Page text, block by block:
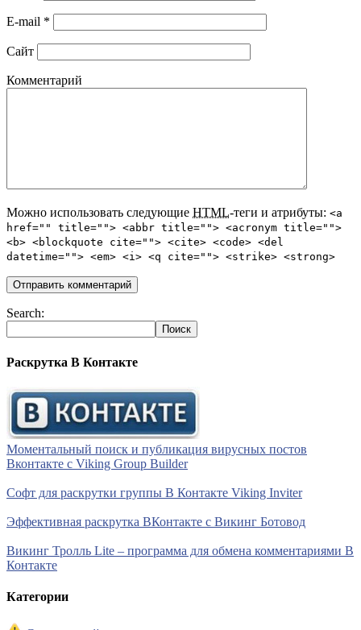
E-mail *
Сайт
Комментарий
Можно использовать следующие HTML-теги и атрибуты: <a
href="" title=""> <abbr title=""> <acronym title="">
<b> <blockquote cite=""> <cite> <code> <del
datetime=""> <em> <i> <q cite=""> <strike> <strong>
Search:
Раскрутка В Контакте
Моментальный поиск и публикация вирусных постов
Вконтакте с Viking Group Builder
Софт для раскрутки группы В Контакте Viking Inviter
Эффективная раскрутка ВКонтакте с Викинг Ботовод
Викинг Тролль Lite – программа для обмена комментариями В
Контакте
Категории